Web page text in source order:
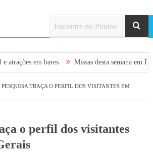
bares Missas desta semana em Prados:
PESQUISA TRAÇA O PERFIL DOS VISITANTES EM
o perfil dos visitantes